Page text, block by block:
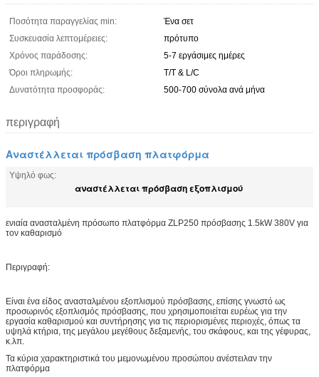
Ποσότητα παραγγελίας min:
Ένα σετ
Συσκευασία λεπτομέρειες:
πρότυπο
Χρόνος παράδοσης:
5-7 εργάσιμες ημέρες
Όροι πληρωμής:
T/T & L/C
Δυνατότητα προσφοράς:
500-700 σύνολα ανά μήνα
περιγραφή
Αναστέλλεται πρόσβαση πλατφόρμα
Υψηλό φως:
αναστέλλεται πρόσβαση εξοπλισμού
ενιαία ανασταλμένη πρόσωπο πλατφόρμα ZLP250 πρόσβασης 1.5kW 380V για
τον καθαρισμό
Περιγραφή:
Είναι ένα είδος ανασταλμένου εξοπλισμού πρόσβασης, επίσης γνωστό ως
προσωρινός εξοπλισμός πρόσβασης, που χρησιμοποιείται ευρέως για την
εργασία καθαρισμού και συντήρησης για τις περιορισμένες περιοχές, όπως τα
υψηλά κτήρια, της μεγάλου μεγέθους δεξαμενής, του σκάφους, και της γέφυρας,
κ.λπ.
Τα κύρια χαρακτηριστικά του μεμονωμένου προσώπου ανέστειλαν την
πλατφόρμα